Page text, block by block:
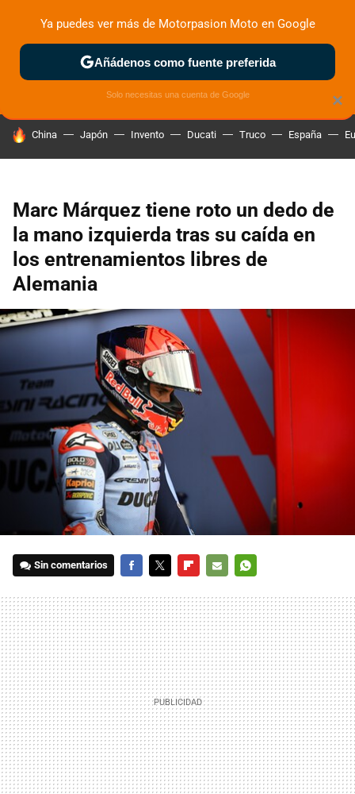
ZONA DE PRUEBAS DEPORTIVAS MOTOS ELÉCTRICAS
HOY SE HABLA DE
China Japón Invento Ducati Truco España
Marc Márquez tiene roto un dedo de
la mano izquierda tras su caída en
los entrenamientos libres de
Alemania
Sin comentarios
MAIL
×
Ya puedes ver más de Motorpasion Moto en Google
Añádenos como fuente preferida
Solo necesitas una cuenta de Google